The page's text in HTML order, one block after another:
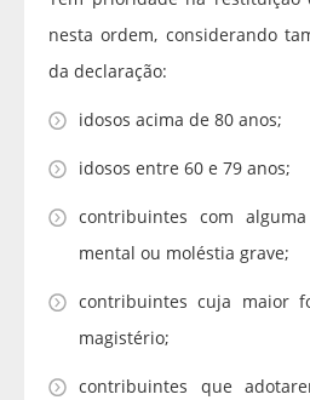
nesta ordem, considerando
da declaração:
idosos acima de 80 anos;
idosos entre 60 e 79 anos;
contribuintes com
mental ou moléstia grave;
contribuintes cuja maior
magistério;
contribuintes que